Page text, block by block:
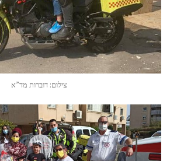
צילום: דוברות מד”א